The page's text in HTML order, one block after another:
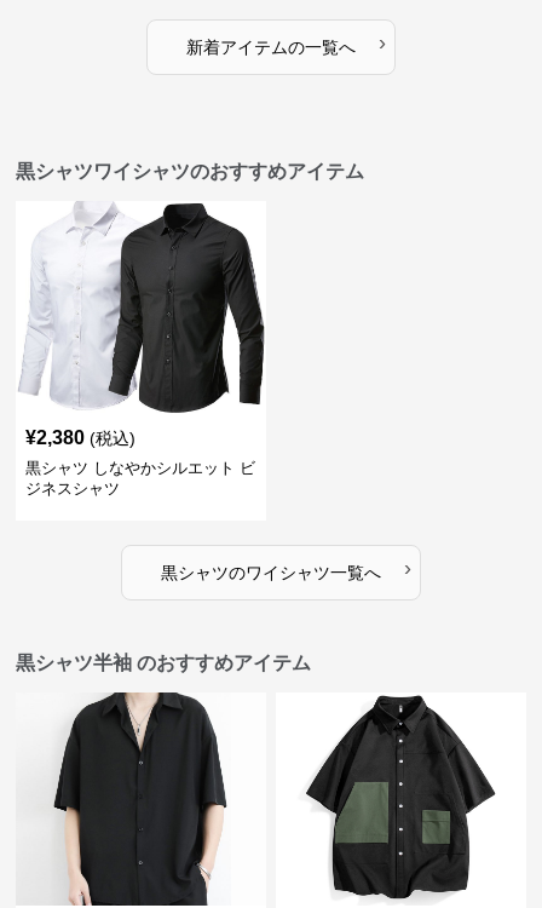
新着アイテムの一覧へ ›
黒シャツワイシャツのおすすめアイテム
¥2,380 (税込)
黒シャツ しなやかシルエット ビ
ジネスシャツ
黒シャツのワイシャツ一覧へ ›
黒シャツ半袖 のおすすめアイテム